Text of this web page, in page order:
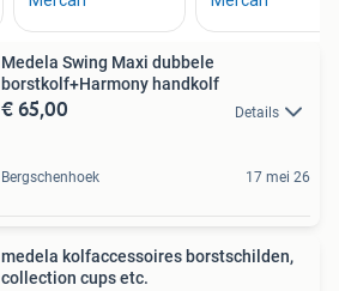
Medela Swing Maxi dubbele
borstkolf+Harmony handkolf
€ 65,00 Details
Bergschenhoek 17 mei 26
medela kolfaccessoires borstschilden,
collection cups etc.